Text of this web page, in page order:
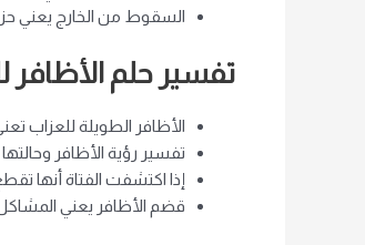
السقوط من الخارج يعني
تفسير حلم الأظافر
الأظافر الطويلة للعزاب
تفسير رؤية الأظافر
إذا اكتشفت الفتاة أنها
قضم الأظافر يعني المشاكل